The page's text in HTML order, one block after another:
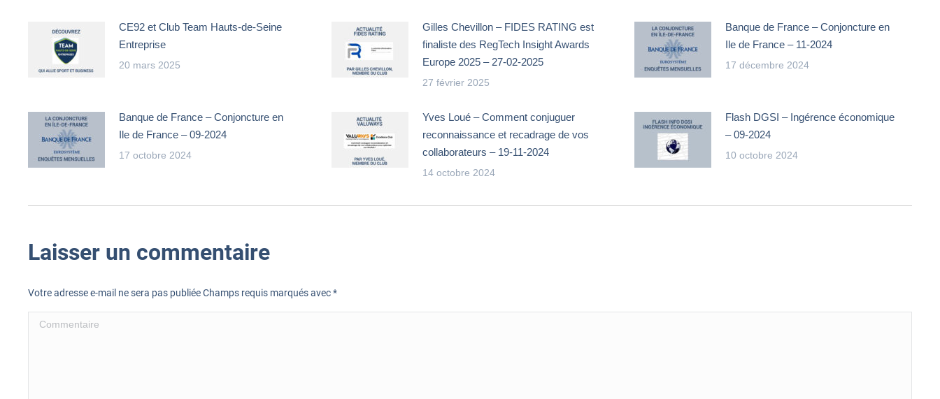
CE92 et Club Team Hauts-de-Seine
Entreprise
20 mars 2025
Gilles Chevillon – FIDES RATING est
finaliste des RegTech Insight Awards
Europe 2025 – 27-02-2025
27 février 2025
Banque de France – Conjoncture en
Ile de France – 11-2024
17 décembre 2024
Banque de France – Conjoncture en
Ile de France – 09-2024
17 octobre 2024
Yves Loué – Comment conjuguer
reconnaissance et recadrage de vos
collaborateurs – 19-11-2024
14 octobre 2024
Flash DGSI – Ingérence économique
– 09-2024
10 octobre 2024
Laisser un commentaire
Votre adresse e-mail ne sera pas publiée Champs requis marqués avec*
Commentaire